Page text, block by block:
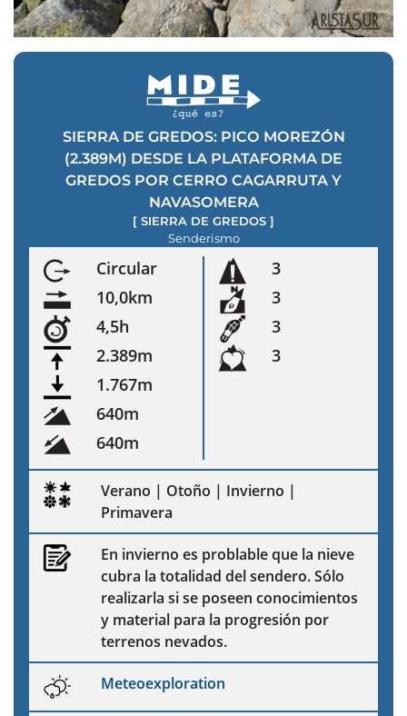
SIERRA DE GREDOS: PICO MOREZÓN
(2.389M) DESDE LA PLATAFORMA DE
GREDOS POR CERRO CAGARRUTA Y
NAVASOMERA
[ SIERRA DE GREDOS ]
Senderismo
Circular
10,0km
4,5h
2.389m
1.767m
640m
640m
3
3
3
3
Verano | Otoño | Invierno |
Primavera
En invierno es problable que la nieve
cubra la totalidad del sendero. Sólo
realizarla si se poseen conocimientos
y material para la progresión por
terrenos nevados.
Meteoexploration